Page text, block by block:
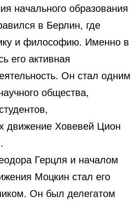
начального образования
в Берлин, где
и философию. Именно в
его активная
Он стал одним
общества,
движение Ховевей Цион
Герцля и началом
Моцкин стал его
Он был делегатом